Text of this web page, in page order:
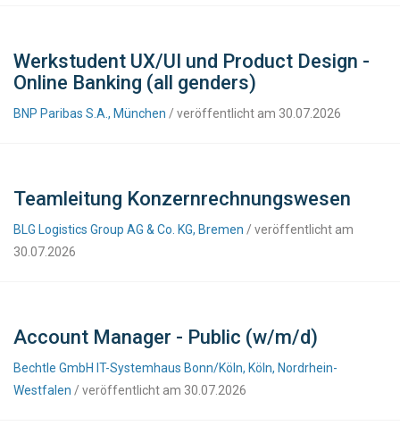
Werkstudent UX/UI und Product Design -
Online Banking (all genders)
BNP Paribas S.A., München / veröffentlicht am 30.07.2026
Teamleitung Konzernrechnungswesen
BLG Logistics Group AG & Co. KG, Bremen / veröffentlicht am
30.07.2026
Account Manager - Public (w/m/d)
Bechtle GmbH IT-Systemhaus Bonn/Köln, Köln, Nordrhein-
Westfalen / veröffentlicht am 30.07.2026